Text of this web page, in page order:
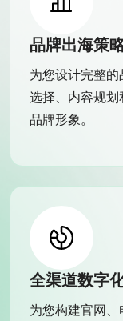
品牌出海策
为您设计完整
选择、内容规
品牌形象。
全渠道数字
为您构建官网